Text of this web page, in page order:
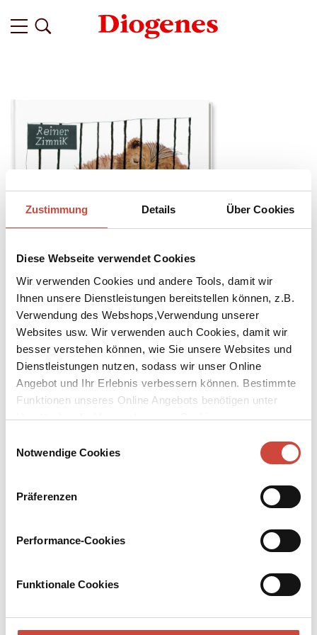
Zustimmung Details Über Cookies
Diese Webseite verwendet Cookies
Wir verwenden Cookies und andere Tools, damit wir
Ihnen unsere Dienstleistungen bereitstellen können, z.B.
Verwendung des Webshops,Verwendung unserer
Websites usw. Wir verwenden auch Cookies, damit wir
besser verstehen können, wie Sie unsere Websites und
Dienstleistungen nutzen, sodass wir unser Online
Angebot und Ihr Erlebnis verbessern können. Bestimmte
Funktionen unseres Online Angebots benötigen unter
Umständen die Verwendung von Cookies von
Notwendige Cookies
Präferenzen
Performance-Cookies
Funktionale Cookies
Download Bilddatei ↘
Kaufen
Der Bär auf dem Motorrad
ohne anzuhalten um die Manege fahren. Das findet er toll. Doch
eines Tages fährt er schwuppdiwupp und schnurstracks aus dem
Kinderbücher
28 Seiten
erschienen am 24. März 2021